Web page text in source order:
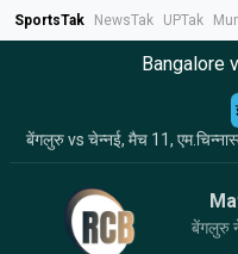
SportsTak NewsTak UPTak
Bangalore
बेंगलुरु vs चेन्नई, मैच 11,
बेंगलुरु